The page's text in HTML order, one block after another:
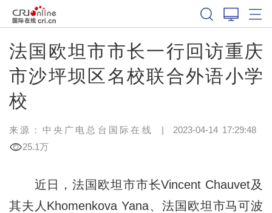
法国欧坦市市长一行回访重庆
市沙坪坝区名校联合外语小学
校
来源：中央广电总台国际在线 | 2023-04-14 17:29:48
25.1万
近日，法国欧坦市市长Vincent Chauvet及
其夫人Khomenkova Yana、法国欧坦市马可波